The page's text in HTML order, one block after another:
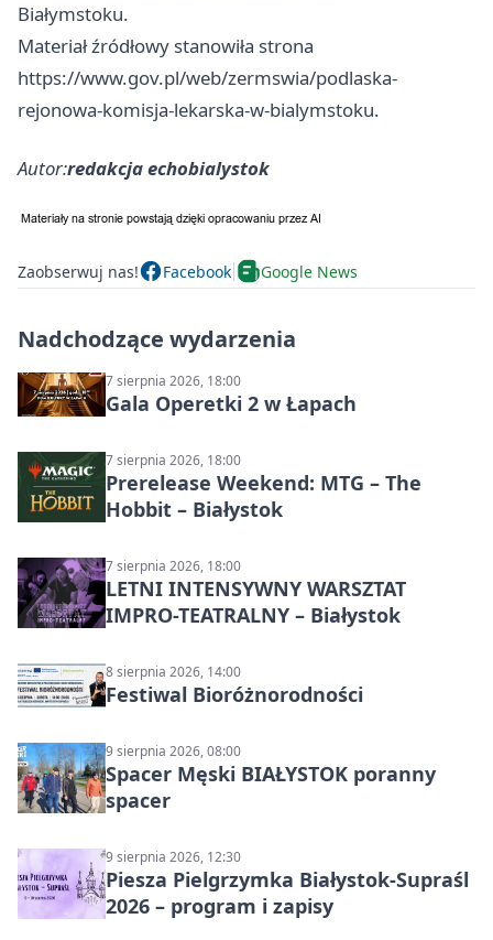
Białymstoku.
Materiał źródłowy stanowiła strona
https://www.gov.pl/web/zermswia/podlaska-
rejonowa-komisja-lekarska-w-bialymstoku.
Autor:redakcja echobialystok
Zaobserwuj nas! Facebook Google News
Nadchodzące wydarzenia
7 sierpnia 2026, 18:00
Gala Operetki 2 w Łapach
7 sierpnia 2026, 18:00
Prerelease Weekend: MTG – The
Hobbit – Białystok
7 sierpnia 2026, 18:00
LETNI INTENSYWNY WARSZTAT
IMPRO-TEATRALNY – Białystok
8 sierpnia 2026, 14:00
Festiwal Bioróżnorodności
9 sierpnia 2026, 08:00
Spacer Męski BIAŁYSTOK poranny
spacer
9 sierpnia 2026, 12:30
Piesza Pielgrzymka Białystok-Supraśl
2026 – program i zapisy